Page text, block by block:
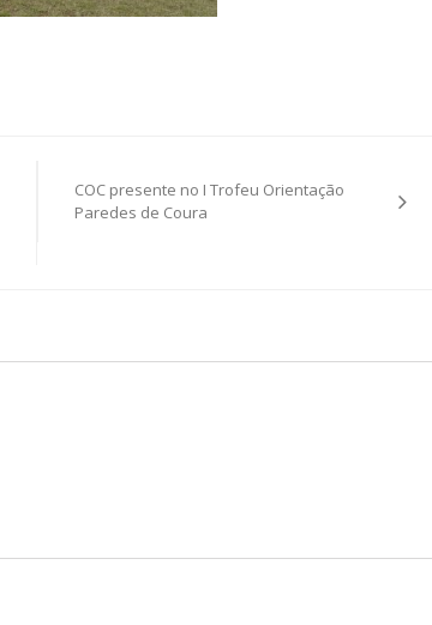
COC presente no I Trofeu Orientação
Paredes de Coura